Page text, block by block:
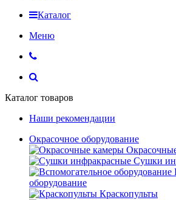
Каталог
Меню
Каталог товаров
Наши рекомендации
Окрасочное оборудование
Сушки
оборудование
Краскопульты